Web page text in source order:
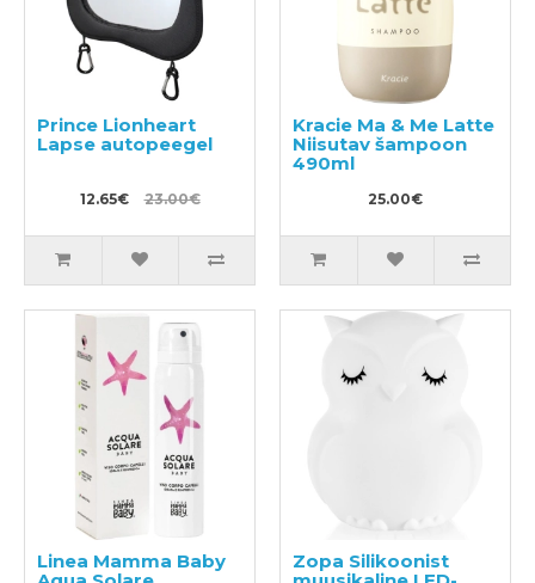
Prince Lionheart
Lapse autopeegel
12.65€ 23.00€
Kracie Ma & Me Latte
Niisutav šampoon
490ml
25.00€
Linea Mamma Baby
Zopa Silikoonist